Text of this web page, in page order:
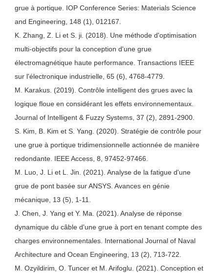
grue à portique. IOP Conference Series: Materials Science
and Engineering, 148 (1), 012167.
K. Zhang, Z. Li et S. ji. (2018). Une méthode d'optimisation
multi-objectifs pour la conception d'une grue
électromagnétique haute performance. Transactions IEEE
sur l'électronique industrielle, 65 (6), 4768-4779.
M. Karakus. (2019). Contrôle intelligent des grues avec la
logique floue en considérant les effets environnementaux.
Journal of Intelligent & Fuzzy Systems, 37 (2), 2891-2900.
S. Kim, B. Kim et S. Yang. (2020). Stratégie de contrôle pour
une grue à portique tridimensionnelle actionnée de manière
redondante. IEEE Access, 8, 97452-97466.
M. Luo, J. Li et L. Jin. (2021). Analyse de la fatigue d'une
grue de pont basée sur ANSYS. Avances en génie
mécanique, 13 (5), 1-11.
J. Chen, J. Yang et Y. Ma. (2021). Analyse de réponse
dynamique du câble d'une grue à port en tenant compte des
charges environnementales. International Journal of Naval
Architecture and Ocean Engineering, 13 (2), 713-722.
M. Ozyildirim, O. Tuncer et M. Arifoglu. (2021). Conception et